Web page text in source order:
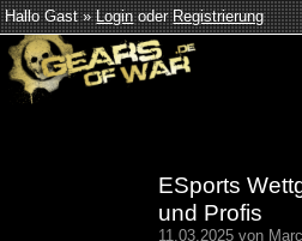
Hallo Gast »LoginoderRegistrierung
ESports
und Profis
11.03.2025 von Marc